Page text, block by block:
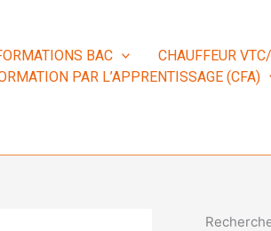
BAC
CHAUFFEUR
PAR L’APPRENTISSAGE (CFA)